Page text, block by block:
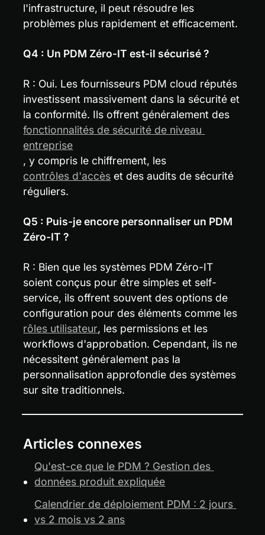
l'infrastructure, il peut résoudre les
problèmes plus rapidement et efficacement.
Q4 : Un PDM Zéro-IT est-il sécurisé ?
R : Oui. Les fournisseurs PDM cloud réputés
investissent massivement dans la sécurité et
la conformité. Ils offrent généralement des
fonctionnalités de sécurité de niveau
entreprise
, y compris le chiffrement, les
contrôles d'accès et des audits de sécurité
réguliers.
Q5 : Puis-je encore personnaliser un PDM
Zéro-IT ?
R : Bien que les systèmes PDM Zéro-IT
soient conçus pour être simples et self-
service, ils offrent souvent des options de
configuration pour des éléments comme les
rôles utilisateur, les permissions et les
workflows d'approbation. Cependant, ils ne
nécessitent généralement pas la
personnalisation approfondie des systèmes
sur site traditionnels.
Articles connexes
Qu'est-ce que le PDM ? Gestion des
données produit expliquée
Calendrier de déploiement PDM : 2 jours
vs 2 mois vs 2 ans